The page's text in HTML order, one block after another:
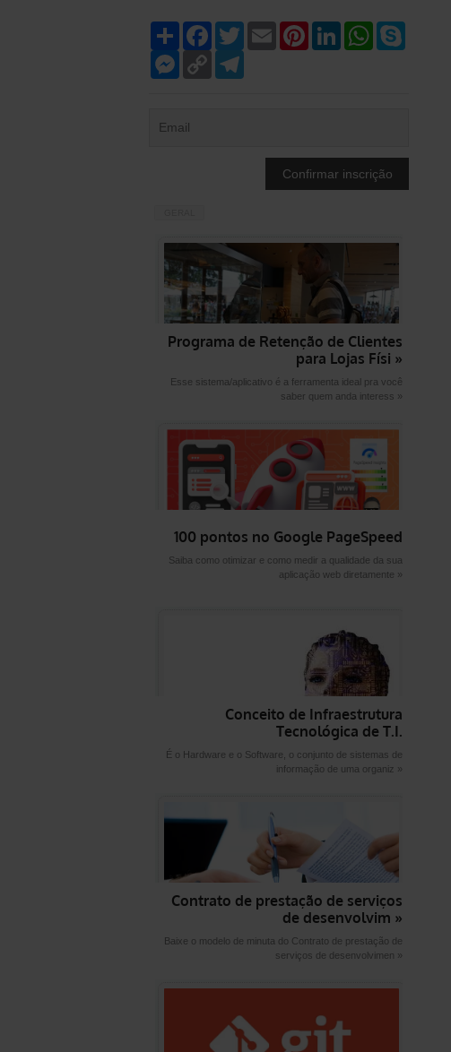
Compartilhar
FacebookTwitterEmailPinterestLinkedInWhatsApp
Messenger
Copy
Link
Programa de Retenção de Clientes
para Lojas Físi »
Esse sistema/aplicativo é a ferramenta ideal pra você
saber quem anda interess »
100 pontos no Google PageSpeed
Saiba como otimizar e como medir a qualidade da sua
aplicação web diretamente »
Conceito de Infraestrutura
Tecnológica de T.I.
É o Hardware e o Software, o conjunto de sistemas de
informação de uma organiz »
Contrato de prestação de serviços
de desenvolvim »
Baixe o modelo de minuta do Contrato de prestação de
serviços de desenvolvimen »